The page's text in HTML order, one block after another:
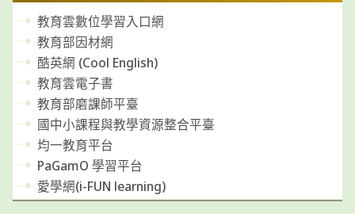
教育雲數位學習入口網
教育部因材網
酷英網 (Cool English)
教育雲電子書
教育部磨課師平臺
國中小課程與教學資源整合平臺
均一教育平台
PaGamO 學習平台
愛學網(i-FUN learning)